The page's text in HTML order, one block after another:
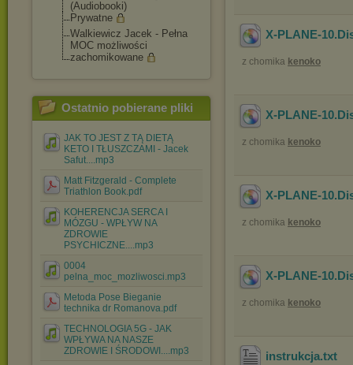
(Audiobooki)
Prywatne
Walkiewicz Jacek - Pełna
MOC możliwości
zachomikowane
Ostatnio pobierane pliki
JAK TO JEST Z TĄ DIETĄ
KETO I TŁUSZCZAMI - Jacek
Safut....mp3
Matt Fitzgerald - Complete
Triathlon Book.pdf
KOHERENCJA SERCA I
MÓZGU - WPŁYW NA
ZDROWIE
PSYCHICZNE....mp3
0004
pelna_moc_mozliwosci.mp3
Metoda Pose Bieganie
technika dr Romanova.pdf
TECHNOLOGIA 5G - JAK
WPŁYWA NA NASZE
ZDROWIE I ŚRODOWI....mp3
X-PLANE-
z chomika kenoko
X-PLANE-
z chomika kenoko
X-PLANE-
z chomika kenoko
X-PLANE-
z chomika kenoko
instrukcja.txt